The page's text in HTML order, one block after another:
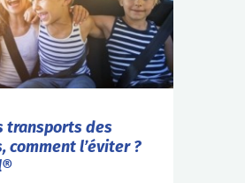
transports des
comment l’éviter ?